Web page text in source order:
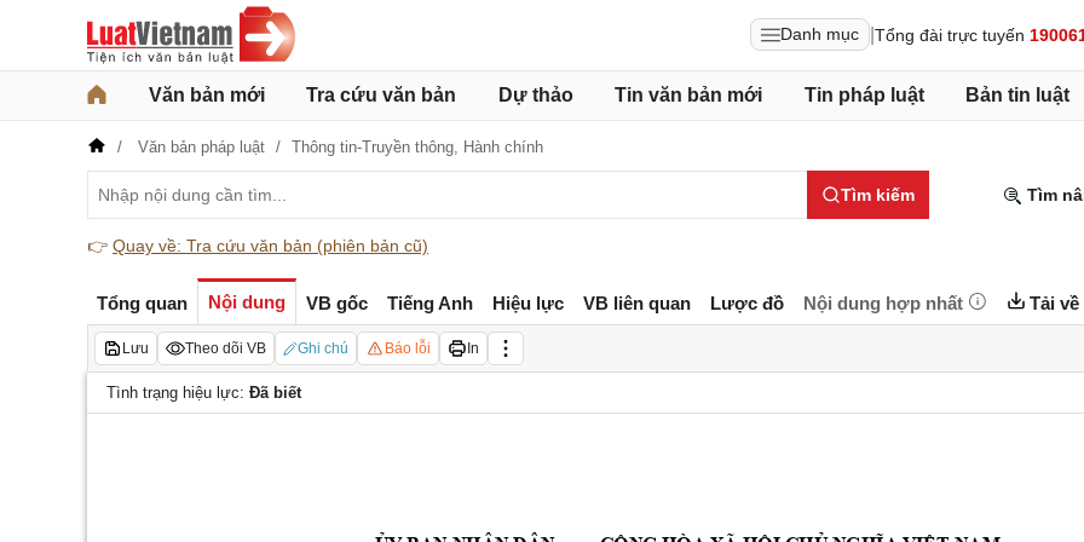
Danh mục Tổng đài trực tuyến
Văn bản mới Tra cứu văn bản Dự thảo Tin văn bản mới Tin pháp luật Bản tin luật
Văn bản pháp luật Thông tin-Truyền thông, Hành chính
Tìm kiếm Tìm
👉 Quay về: Tra cứu văn bản (phiên bản cũ)
Tổng quan Nội dung VB gốc Tiếng Anh Hiệu lực VB liên quan Lược đồ Nội dung hợp nhất Tải về
Lưu Theo dõi VB Ghi chú Báo lỗi In
Tình trạng hiệu lực: Đã biết